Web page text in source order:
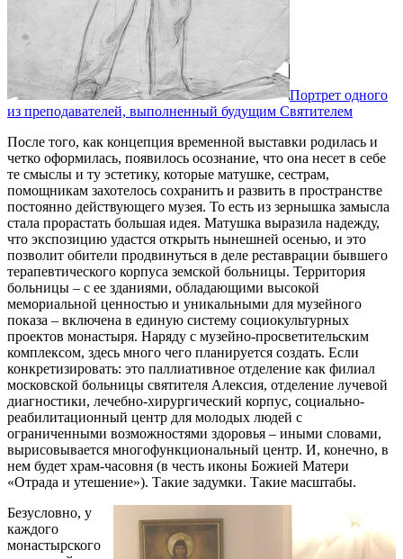
Портрет одного
из преподавателей, выполненный будущим Святителем
После того, как концепция временной выставки родилась и
четко оформилась, появилось осознание, что она несет в себе
те смыслы и ту эстетику, которые матушке, сестрам,
помощникам захотелось сохранить и развить в пространстве
постоянно действующего музея. То есть из зернышка замысла
стала прорастать большая идея. Матушка выразила надежду,
что экспозицию удастся открыть нынешней осенью, и это
позволит обители продвинуться в деле реставрации бывшего
терапевтического корпуса земской больницы. Территория
больницы – с ее зданиями, обладающими высокой
мемориальной ценностью и уникальными для музейного
показа – включена в единую систему социокультурных
проектов монастыря. Наряду с музейно-просветительским
комплексом, здесь много чего планируется создать. Если
конкретизировать: это паллиативное отделение как филиал
московской больницы святителя Алексия, отделение лучевой
диагностики, лечебно-хирургический корпус, социально-
реабилитационный центр для молодых людей с
ограниченными возможностями здоровья – иными словами,
вырисовывается многофункциональный центр. И, конечно, в
нем будет храм-часовня (в честь иконы Божией Матери
«Отрада и утешение»). Такие задумки. Такие масштабы.
Безусловно, у
каждого
монастырского